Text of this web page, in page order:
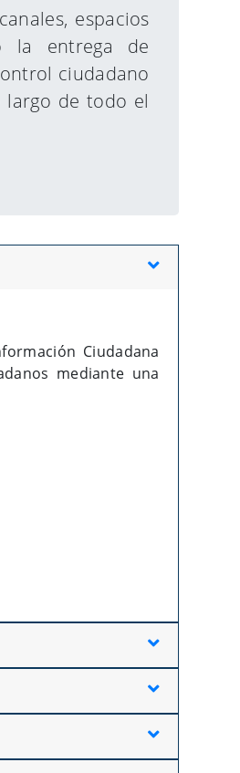
espacios
la entrega de
ciudadano
largo de todo el
Ciudadana
mediante una